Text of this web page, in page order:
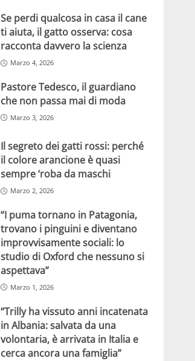
Se perdi qualcosa in casa il cane
ti aiuta, il gatto osserva: cosa
racconta davvero la scienza
Marzo 4, 2026
Pastore Tedesco, il guardiano
che non passa mai di moda
Marzo 3, 2026
Il segreto dei gatti rossi: perché
il colore arancione è quasi
sempre ‘roba da maschi
Marzo 2, 2026
“I puma tornano in Patagonia,
trovano i pinguini e diventano
improvvisamente sociali: lo
studio di Oxford che nessuno si
aspettava”
Marzo 1, 2026
“Trilly ha vissuto anni incatenata
in Albania: salvata da una
volontaria, è arrivata in Italia e
cerca ancora una famiglia”